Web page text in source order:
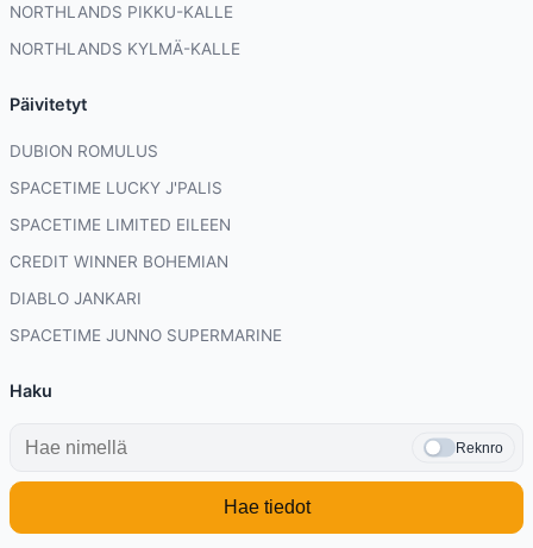
NORTHLANDS PIKKU-KALLE
NORTHLANDS KYLMÄ-KALLE
Päivitetyt
DUBION ROMULUS
SPACETIME LUCKY J'PALIS
SPACETIME LIMITED EILEEN
CREDIT WINNER BOHEMIAN
DIABLO JANKARI
SPACETIME JUNNO SUPERMARINE
Haku
Reknro
Hae tiedot